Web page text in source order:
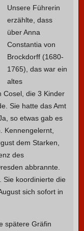
Unsere Führerin
erzählte, dass
über Anna
Constantia von
Brockdorff (1680-
1765), das war ein
altes
Cosel, die 3 Kinder
Sie hatte das Amt
so etwas gab es
Kennengelernt,
dem Starken,
des
abbrannte.
Sie koordinierte die
sich sofort in
spätere Gräfin